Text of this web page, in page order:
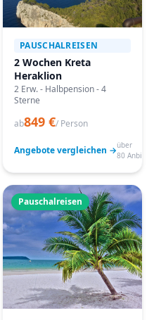
PAUSCHALREISEN
2 Wochen Kreta
Heraklion
2 Erw. - Halbpension - 4
Sterne
ab849 €/ Person
Angebote vergleichen →über
80
Pauschalreisen